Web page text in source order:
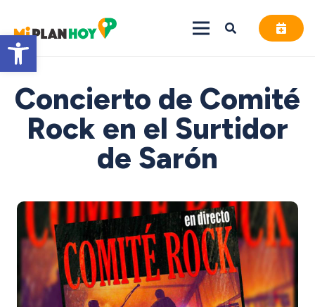
Abrir barra de herramientas
Concierto de Comité
Rock en el Surtidor
de Sarón